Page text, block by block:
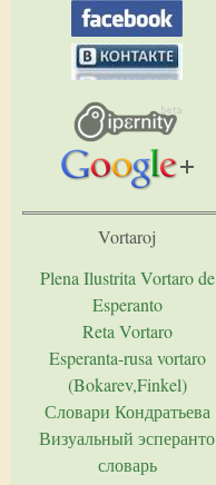
Vortaroj
Plena Ilustrita Vortaro de
Esperanto
Reta Vortaro
Esperanta-rusa vortaro
(Bokarev,Finkel)
Словари Кондратьева
Визуальный эсперанто
словарь